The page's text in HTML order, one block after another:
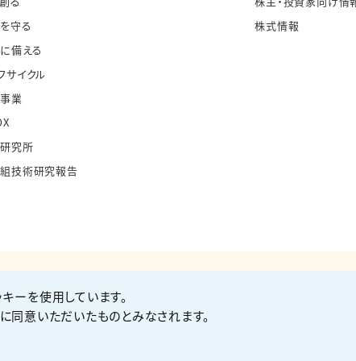
守る
備える
サイクル
業
究所
技術研究報告
株式情報
問い合わせ
ーを使用しています。
同意いただいたものとみなされます。